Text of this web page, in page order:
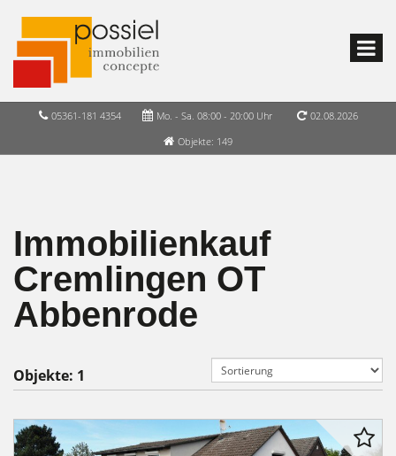
05361-181 4354 Mo. - Sa. 08:00 - 20:00 Uhr
02.08.2026
Objekte: 149
Immobilienkauf
Cremlingen OT
Abbenrode
Objekte: 1